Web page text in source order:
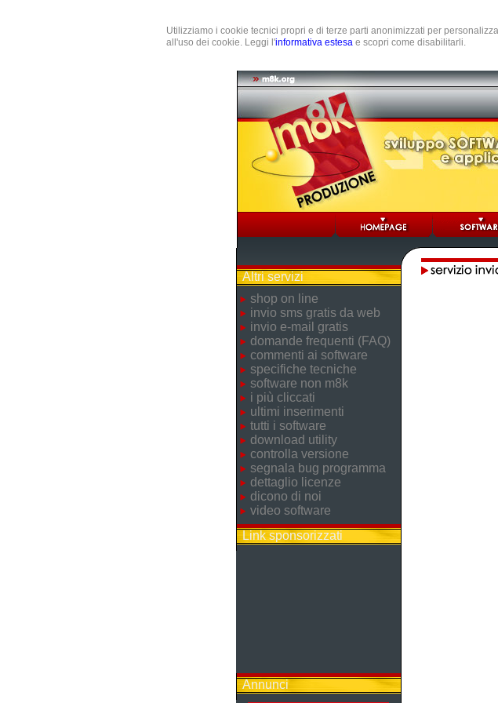
Utilizziamo i cookie tecnici propri e di terze parti anonimizzati per
all'uso dei cookie. Leggi l'informativa estesa e scopri come disabilitarli.
Altri servizi
shop on line
invio sms gratis da web
invio e-mail gratis
domande frequenti (FAQ)
commenti ai software
specifiche tecniche
software non m8k
i più cliccati
ultimi inserimenti
tutti i software
download utility
controlla versione
segnala bug programma
dettaglio licenze
dicono di noi
video software
Link sponsorizzati
Annunci